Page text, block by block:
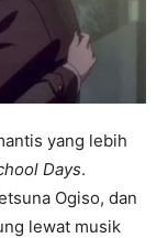
yang lebih
Days.
Ogiso, dan
lewat musik